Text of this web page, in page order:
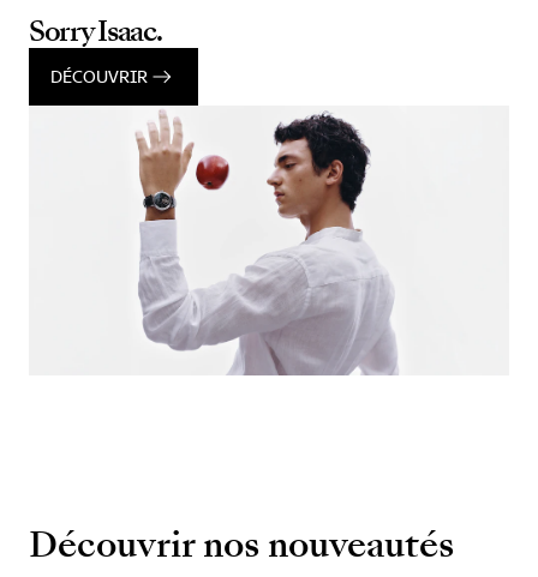
Sorry Isaac.
DÉCOUVRIR
Découvrir nos nouveautés